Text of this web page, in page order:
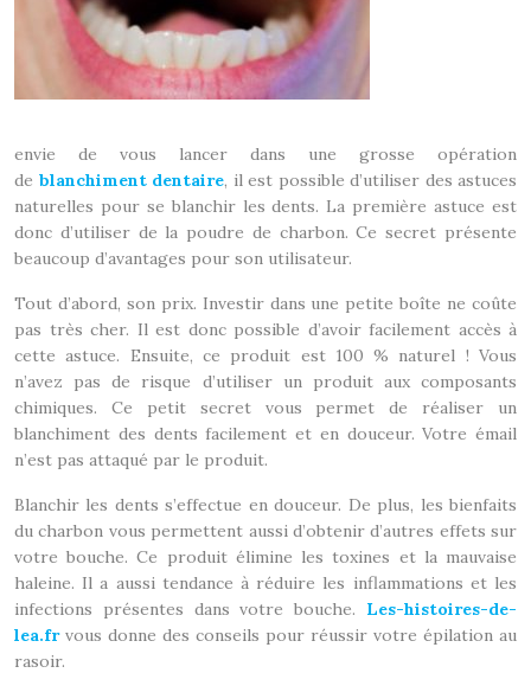
envie de vous lancer dans une grosse opération
de blanchiment dentaire, il est possible d’utiliser des astuces
naturelles pour se blanchir les dents. La première astuce est
donc d’utiliser de la poudre de charbon. Ce secret présente
beaucoup d’avantages pour son utilisateur.
Tout d’abord, son prix. Investir dans une petite boîte ne coûte
pas très cher. Il est donc possible d’avoir facilement accès à
cette astuce. Ensuite, ce produit est 100 % naturel ! Vous
n’avez pas de risque d’utiliser un produit aux composants
chimiques. Ce petit secret vous permet de réaliser un
blanchiment des dents facilement et en douceur. Votre émail
n’est pas attaqué par le produit.
Blanchir les dents s’effectue en douceur. De plus, les bienfaits
du charbon vous permettent aussi d’obtenir d’autres effets sur
votre bouche. Ce produit élimine les toxines et la mauvaise
haleine. Il a aussi tendance à réduire les inflammations et les
infections présentes dans votre bouche. Les-histoires-de-
lea.frvous donne des conseils pour réussir votre épilation au
rasoir.